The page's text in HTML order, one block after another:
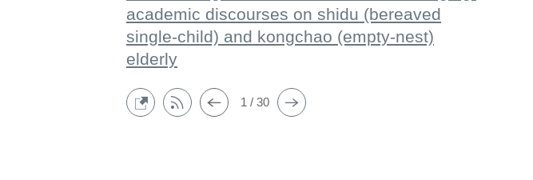
academic discourses on shidu (bereaved
single-child) and kongchao (empty-nest)
elderly
1 / 30